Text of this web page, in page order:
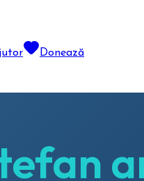
Donează